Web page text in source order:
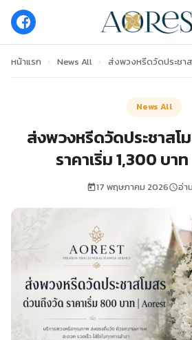
หน้าแรก › News All › ส่งพวงหรีดวัดประชา
News All
ส่งพวงหรีดวัดประชาสโ
ราคาเริ่ม 1,300 บา
17 พฤษภาคม 2026 อ่า